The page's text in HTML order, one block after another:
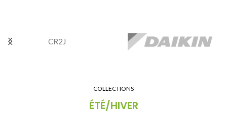
COLLECTIONS
ÉTÉ/HIVER